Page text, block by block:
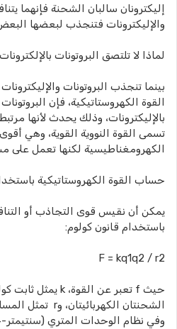
إليكترونان سالبان الشحنة فإنهما
والإليكترونات فتنجذب لبعضها
لماذا لا تلتصق البروتونات
بينما تنجذب البروتونات
القوة الكهروستاتيكية، فإن
بالإليكترونات، وذلك يحدث لأنها
تسمى القوة النووية القوية، وهي
الكهرومغناطيسية لكنها تعمل على
حساب القوة الكهروستاتيكية
يمكن أن نقيس قوى التجاذب أو
باستخدام قانون كولوم:
F = kq1q2 / r2
الشحنتان الكهربائيتان، وr تمثل المسافة بين مركزي الشحنتين.